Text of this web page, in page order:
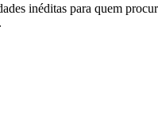
inéditas para quem